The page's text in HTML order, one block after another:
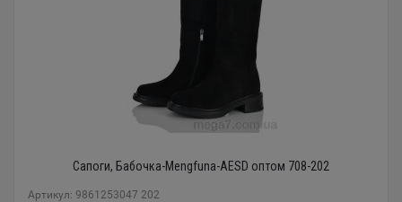
Сапоги, Бабочка-Mengfuna-AESD оптом 708-202
Артикул: 9861253047 202